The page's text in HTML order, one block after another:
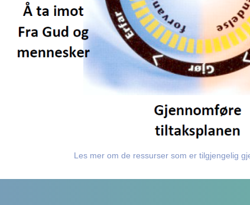
Les mer om de ressurser som er tilgjengelig